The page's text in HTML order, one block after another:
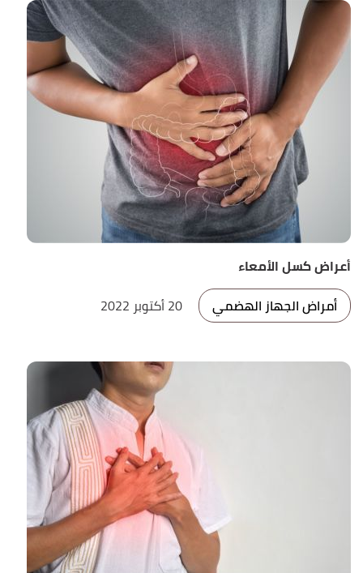
أعراض كسل الأمعاء
أمراض الجهاز الهضمي
20 أكتوبر 2022